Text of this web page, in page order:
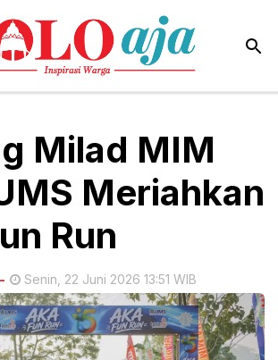
Milad MIM
Meriahkan
Run
- Senin, 22 Juni 2026 13:51 WIB